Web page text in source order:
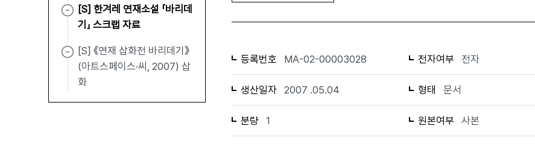
[S] 한겨레 연재소설 「바리데
기」 스크랩 자료
[S] 《연재 삽화전 바리데기》
(아트스페이스·씨, 2007) 삽
화
등록번호 MA-02-00003028 전자여부 전자
생산일자 2007 .05.04 형태 문서
분량 1 원본여부 사본